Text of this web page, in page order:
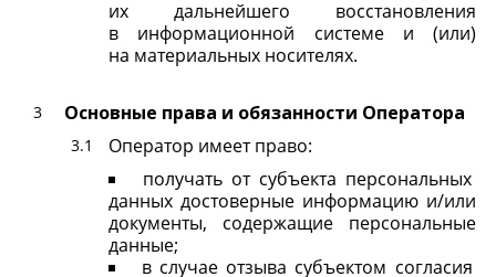
их дальнейшего восстановления
в информационной системе и (или)
на материальных носителях.
Основные права и обязанности Оператора
Оператор имеет право:
получать от субъекта персональных
данных достоверные информацию и/или
документы, содержащие персональные
данные;
в случае отзыва субъектом согласия